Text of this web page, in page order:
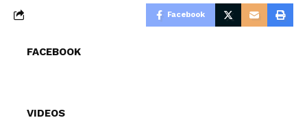
Facebook
FACEBOOK
VIDEOS